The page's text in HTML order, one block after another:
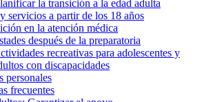
la transición a la edad adulta
servicios a partir de los 18 años
en la atención médica
después de la preparatoria
recreativas para adolescentes y
con discapacidades
personales
frecuentes